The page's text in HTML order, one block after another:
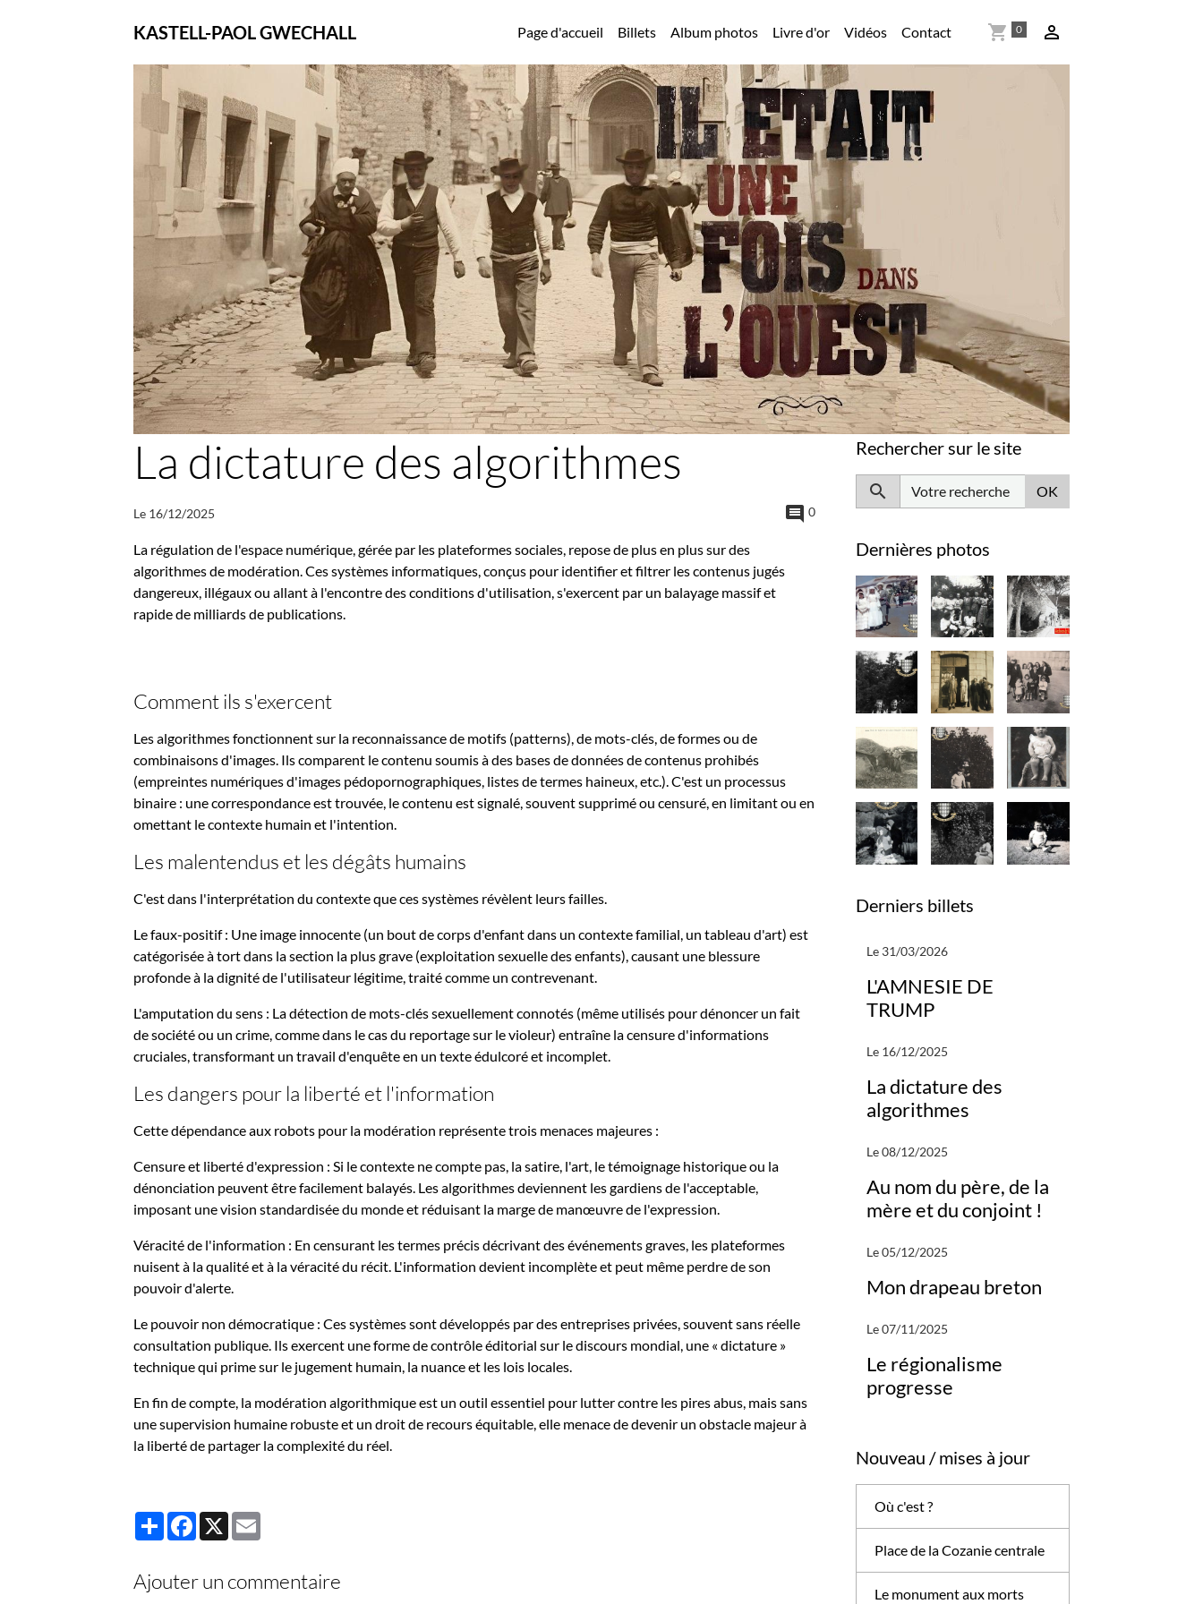
KASTELL-PAOL GWECHALL Page d'accueil Billets Album photos Livre d'or Vidéos Contact 0
La dictature des algorithmes
Le 16/12/2025 0
La régulation de l'espace numérique, gérée par les plateformes sociales, repose de plus en plus sur des
algorithmes de modération. Ces systèmes informatiques, conçus pour identifier et filtrer les contenus jugés
dangereux, illégaux ou allant à l'encontre des conditions d'utilisation, s'exercent par un balayage massif et
rapide de milliards de publications.
Comment ils s'exercent
Les algorithmes fonctionnent sur la reconnaissance de motifs (patterns), de mots-clés, de formes ou de
combinaisons d'images. Ils comparent le contenu soumis à des bases de données de contenus prohibés
(empreintes numériques d'images pédopornographiques, listes de termes haineux, etc.). C'est un processus
binaire : une correspondance est trouvée, le contenu est signalé, souvent supprimé ou censuré, en limitant ou en
omettant le contexte humain et l'intention.
Les malentendus et les dégâts humains
C'est dans l'interprétation du contexte que ces systèmes révèlent leurs failles.
Le faux-positif : Une image innocente (un bout de corps d'enfant dans un contexte familial, un tableau d'art) est
catégorisée à tort dans la section la plus grave (exploitation sexuelle des enfants), causant une blessure
profonde à la dignité de l'utilisateur légitime, traité comme un contrevenant.
L'amputation du sens : La détection de mots-clés sexuellement connotés (même utilisés pour dénoncer un fait
de société ou un crime, comme dans le cas du reportage sur le violeur) entraîne la censure d'informations
cruciales, transformant un travail d'enquête en un texte édulcoré et incomplet.
Les dangers pour la liberté et l'information
Cette dépendance aux robots pour la modération représente trois menaces majeures :
Censure et liberté d'expression : Si le contexte ne compte pas, la satire, l'art, le témoignage historique ou la
dénonciation peuvent être facilement balayés. Les algorithmes deviennent les gardiens de l'acceptable,
imposant une vision standardisée du monde et réduisant la marge de manœuvre de l'expression.
Véracité de l'information : En censurant les termes précis décrivant des événements graves, les plateformes
nuisent à la qualité et à la véracité du récit. L'information devient incomplète et peut même perdre de son
pouvoir d'alerte.
Le pouvoir non démocratique : Ces systèmes sont développés par des entreprises privées, souvent sans réelle
consultation publique. Ils exercent une forme de contrôle éditorial sur le discours mondial, une « dictature »
technique qui prime sur le jugement humain, la nuance et les lois locales.
En fin de compte, la modération algorithmique est un outil essentiel pour lutter contre les pires abus, mais sans
une supervision humaine robuste et un droit de recours équitable, elle menace de devenir un obstacle majeur à
la liberté de partager la complexité du réel.
PartagerFacebook
X
Ajouter un commentaire
Rechercher sur le site
OK
Dernières photos
Derniers billets
Le 31/03/2026
L'AMNESIE DE
TRUMP
Le 16/12/2025
La dictature des
algorithmes
Le 08/12/2025
Au nom du père, de la
mère et du conjoint !
Le 05/12/2025
Mon drapeau breton
Le 07/11/2025
Le régionalisme
progresse
Nouveau / mises à jour
Où c'est ?
Place de la Cozanie centrale
Le monument aux morts